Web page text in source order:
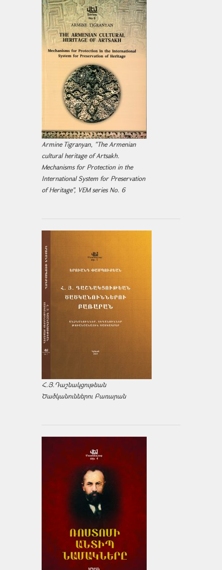
Armine Tigranyan, "The Armenian
cultural heritage of Artsakh.
Mechanisms for Protection in the
International System for Preservation
of Heritage", VEM series No. 6
Հ.Յ.Դաշնակցութեան
Ծածկանուններու Բառարան